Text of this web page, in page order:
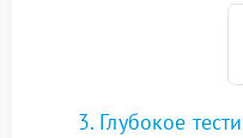
3. Глубокое